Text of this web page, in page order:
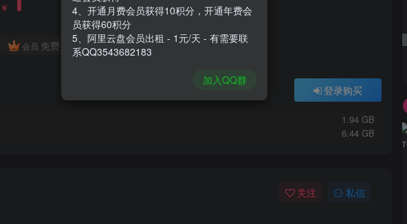
￥
会员 免费
登录购买
1.94 GB
6.44 GB
关注 私信
4、开通月费会员获得10积分，开通年费会
员获得60积分
5、阿里云盘会员出租 - 1元/天 - 有需要联
系QQ3543682183
加入QQ群